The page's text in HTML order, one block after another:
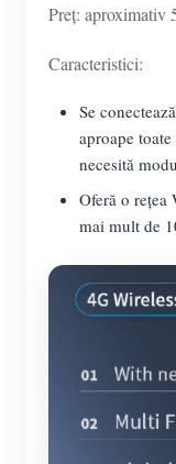
Preț: aproximativ
Caracteristici:
Se
aproape
necesită
Oferă o rețea
mai mult de